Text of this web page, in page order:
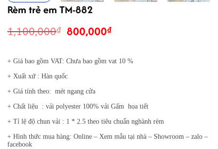
Rèm trẻ em TM-882
1,100,000₫ Giá
1,100,000₫.
800,000₫Giá
là:
+ Giá bao gồm VAT: Chưa bao gồm vat 10 %
+ Xuất xứ : Hàn quốc
+ Giá tính theo: mét ngang cửa
+ Chất liệu : vải polyester 100% vải Gấm họa tiết
+ Tỉ lệ độ chun vải : 1 * 2.5 theo tiêu chuẩn nghành rèm
+ Hình thức mua hàng: Online – Xem mẫu tại nhà – Showroom – zalo –
facebook